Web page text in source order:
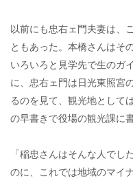
以前にも忠右ェ門夫妻は、
ともあった。本橋さんはそ
いろいろと見学先で生のガ
に、忠右ェ門は日光東照宮
るのを見て、観光地として
の早書きで役場の観光課に
「稲忠さんはそんな人で
のに、これでは地域のマイ